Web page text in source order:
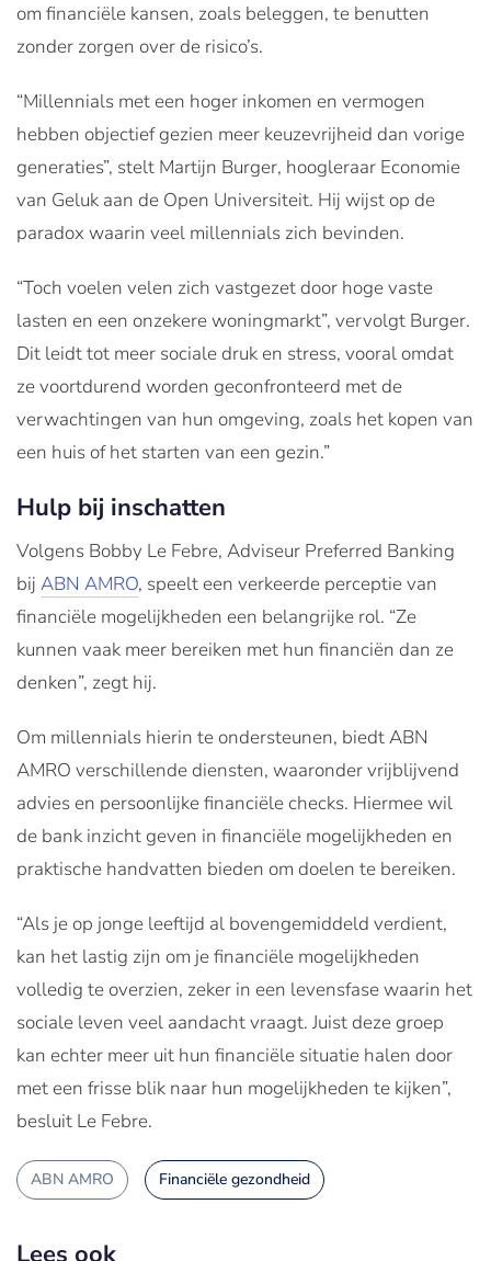
om financiële kansen, zoals beleggen, te benutten
zonder zorgen over de risico’s.
“Millennials met een hoger inkomen en vermogen
hebben objectief gezien meer keuzevrijheid dan vorige
generaties”, stelt Martijn Burger, hoogleraar Economie
van Geluk aan de Open Universiteit. Hij wijst op de
paradox waarin veel millennials zich bevinden.
“Toch voelen velen zich vastgezet door hoge vaste
lasten en een onzekere woningmarkt”, vervolgt Burger.
Dit leidt tot meer sociale druk en stress, vooral omdat
ze voortdurend worden geconfronteerd met de
verwachtingen van hun omgeving, zoals het kopen van
een huis of het starten van een gezin.”
Hulp bij inschatten
Volgens Bobby Le Febre, Adviseur Preferred Banking
bij ABN AMRO, speelt een verkeerde perceptie van
financiële mogelijkheden een belangrijke rol. “Ze
kunnen vaak meer bereiken met hun financiën dan ze
denken”, zegt hij.
Om millennials hierin te ondersteunen, biedt ABN
AMRO verschillende diensten, waaronder vrijblijvend
advies en persoonlijke financiële checks. Hiermee wil
de bank inzicht geven in financiële mogelijkheden en
praktische handvatten bieden om doelen te bereiken.
“Als je op jonge leeftijd al bovengemiddeld verdient,
kan het lastig zijn om je financiële mogelijkheden
volledig te overzien, zeker in een levensfase waarin het
sociale leven veel aandacht vraagt. Juist deze groep
kan echter meer uit hun financiële situatie halen door
met een frisse blik naar hun mogelijkheden te kijken”,
besluit Le Febre.
ABN AMRO Financiële gezondheid